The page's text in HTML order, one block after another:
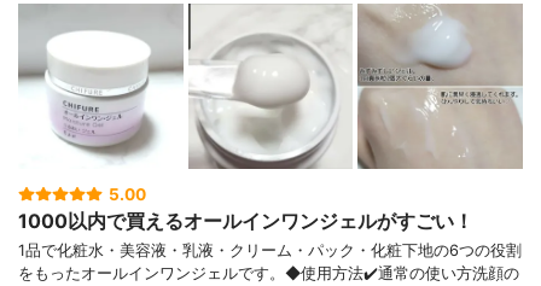
5.00
1000以内で買えるオールインワンジェルがすごい！
1品で化粧水・美容液・乳液・クリーム・ パック・化粧下地の6つの役割
をもったオ ールインワンジェルです。 ◆使用方法 ✔️通常の使い方 洗顔の